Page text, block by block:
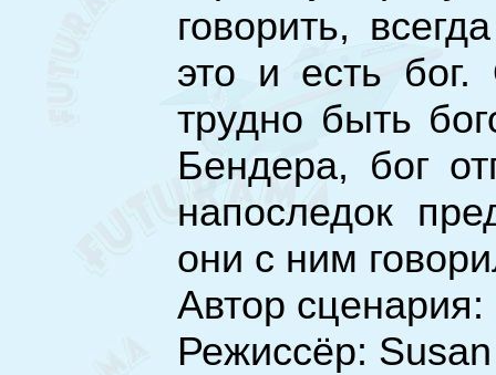
говорить,
это и есть бог.
трудно быть
Бендера, бог
напоследок
они с ним
Автор
Режиссёр: